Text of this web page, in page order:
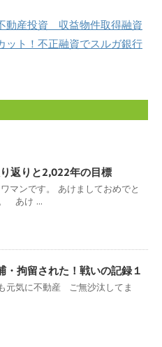
動産投資 収益物件取得融資
ット！不正融資でスルガ銀行
返りと2,022年の目標
マンです。 あけましておめでと
あけ ...
・拘留された！戦いの記録１
元気に不動産 ご無沙汰してま